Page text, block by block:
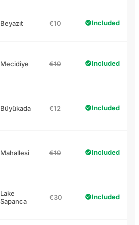
Beyazıt €10 Included
Mecidiye €10 Included
Büyükada €12 Included
Mahallesi €10 Included
Lake
Sapanca
€30 Included